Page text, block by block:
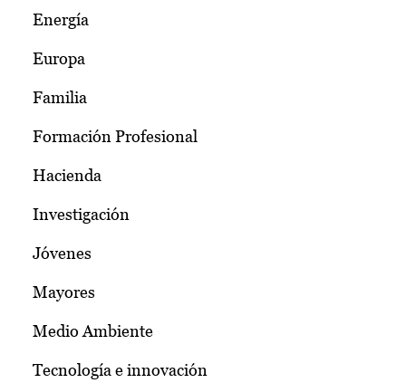
Energía
Europa
Familia
Formación Profesional
Hacienda
Investigación
Jóvenes
Mayores
Medio Ambiente
Tecnología e innovación